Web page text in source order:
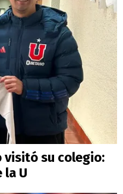
visitó su colegio:
la U